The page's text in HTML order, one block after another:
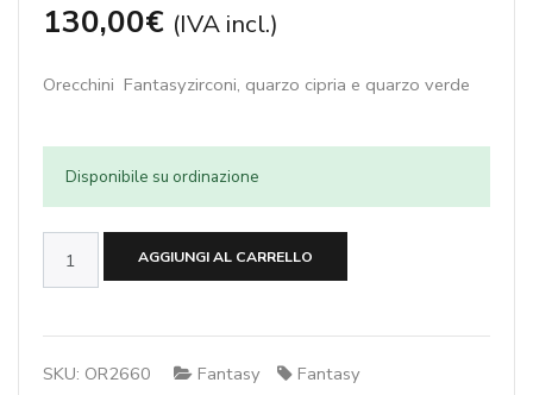
130,00€ (IVA incl.)
Orecchini Fantasyzirconi, quarzo cipria e quarzo verde
Disponibile su ordinazione
Fantasyzirconi,
quarzo verde
AGGIUNGI AL CARRELLO
SKU: OR2660 Fantasy Fantasy